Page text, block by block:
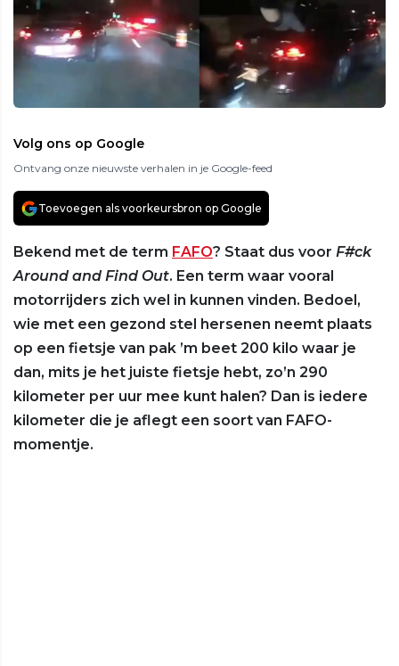
Volg ons op Google
Ontvang onze nieuwste verhalen in je Google-feed
Toevoegen als voorkeursbron op Google
Bekend met de term FAFO? Staat dus voor F#ck
Around and Find Out. Een term waar vooral
motorrijders zich wel in kunnen vinden. Bedoel,
wie met een gezond stel hersenen neemt plaats
op een fietsje van pak ’m beet 200 kilo waar je
dan, mits je het juiste fietsje hebt, zo’n 290
kilometer per uur mee kunt halen? Dan is iedere
kilometer die je aflegt een soort van FAFO-
momentje.